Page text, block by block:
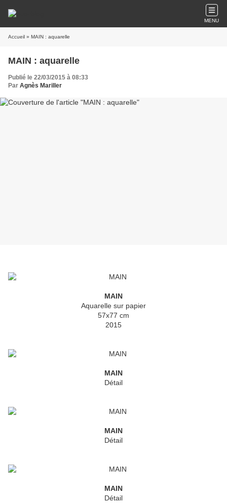
MENU
Accueil » MAIN : aquarelle
MAIN : aquarelle
Publié le 22/03/2015 à 08:33
Par Agnès Mariller
MAIN
Aquarelle sur papier
57x77 cm
2015
MAIN
Détail
MAIN
Détail
MAIN
Détail